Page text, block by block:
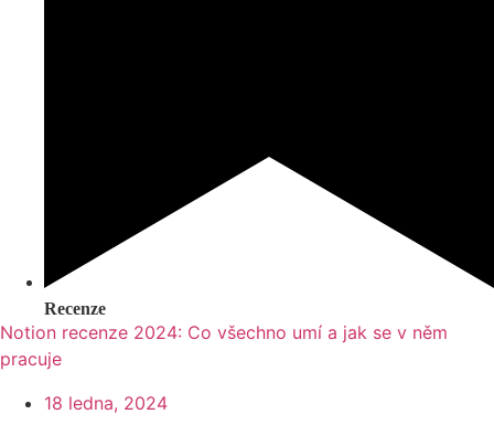
Recenze
Notion recenze 2024: Co všechno umí a jak se v něm
pracuje
18 ledna, 2024